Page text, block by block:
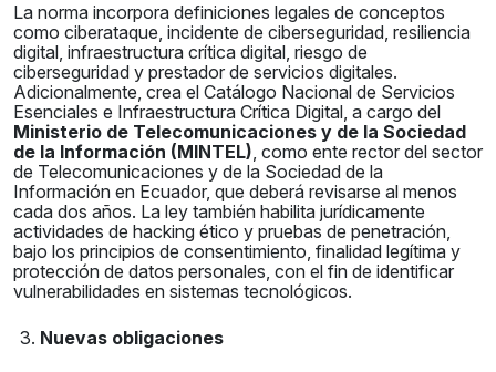
La norma incorpora definiciones legales de conceptos
como ciberataque, incidente de ciberseguridad, resiliencia
digital, infraestructura crítica digital, riesgo de
ciberseguridad y prestador de servicios digitales.
Adicionalmente, crea el Catálogo Nacional de Servicios
Esenciales e Infraestructura Crítica Digital, a cargo del
Ministerio de Telecomunicaciones y de la Sociedad
de la Información (MINTEL), como ente rector del sector
de Telecomunicaciones y de la Sociedad de la
Información en Ecuador, que deberá revisarse al menos
cada dos años. La ley también habilita jurídicamente
actividades de hacking ético y pruebas de penetración,
bajo los principios de consentimiento, finalidad legítima y
protección de datos personales, con el fin de identificar
vulnerabilidades en sistemas tecnológicos.
Nuevas obligaciones